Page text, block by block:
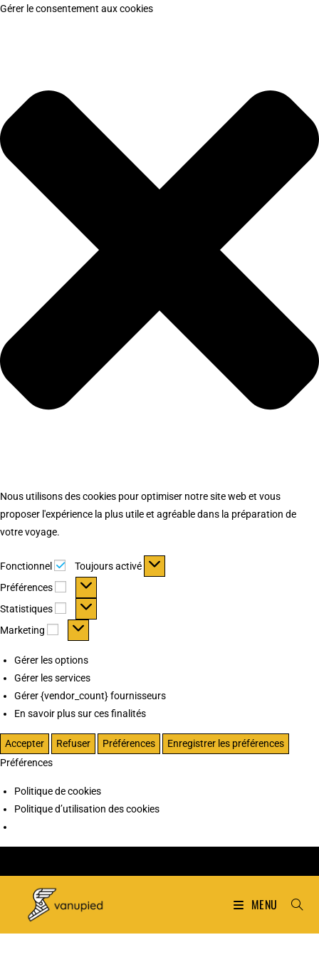
Gérer le consentement aux cookies
Nous utilisons des cookies pour optimiser notre site web et vous
proposer l'expérience la plus utile et agréable dans la préparation de
votre voyage.
Fonctionnel Fonctionnel
Toujours activé
Préférences
Préférences
Statistiques Statistiques
Marketing Marketing
Gérer les options
Gérer les services
Gérer {vendor_count} fournisseurs
En savoir plus sur ces finalités
Accepter Refuser Préférences
Enregistrer les préférences
Préférences
Politique de cookies
Politique d’utilisation des cookies
MENU